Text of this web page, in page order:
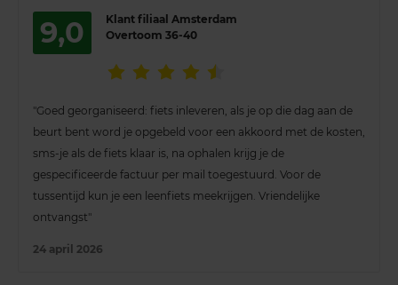
9,0
Klant filiaal Amsterdam
Overtoom 36-40
"Goed georganiseerd: fiets inleveren, als je op die dag aan de
beurt bent word je opgebeld voor een akkoord met de kosten,
sms-je als de fiets klaar is, na ophalen krijg je de
gespecificeerde factuur per mail toegestuurd. Voor de
tussentijd kun je een leenfiets meekrijgen. Vriendelijke
ontvangst"
24 april 2026